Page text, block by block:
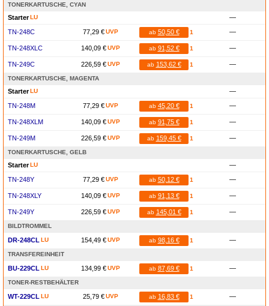
TONERKARTUSCHE, CYAN
StarterLU
—
TN-248C
77,29 € UVP ab 50,50 € 1 —
TN-248XLC 140,09 € UVP ab 91,52 € 1 —
TN-249C 226,59 € UVP ab 153,62 € 1 —
TONERKARTUSCHE, MAGENTA
StarterLU
—
TN-248M
77,29 € UVP ab 45,20 € 1 —
TN-248XLM 140,09 € UVP ab 91,75 € 1 —
TN-249M 226,59 € UVP ab 159,45 € 1 —
TONERKARTUSCHE, GELB
StarterLU
—
TN-248Y
77,29 € UVP ab 50,12 € 1 —
TN-248XLY 140,09 € UVP ab 91,13 € 1 —
TN-249Y 226,59 € UVP ab 145,01 € 1 —
BILDTROMMEL
DR-248CL LU 154,49 € UVP ab 98,16 € 1 —
TRANSFEREINHEIT
BU-229CL LU 134,99 € UVP ab 87,69 € 1 —
TONER-RESTBEHÄLTER
WT-229CL LU 25,79 € UVP ab 16,83 € 1 —